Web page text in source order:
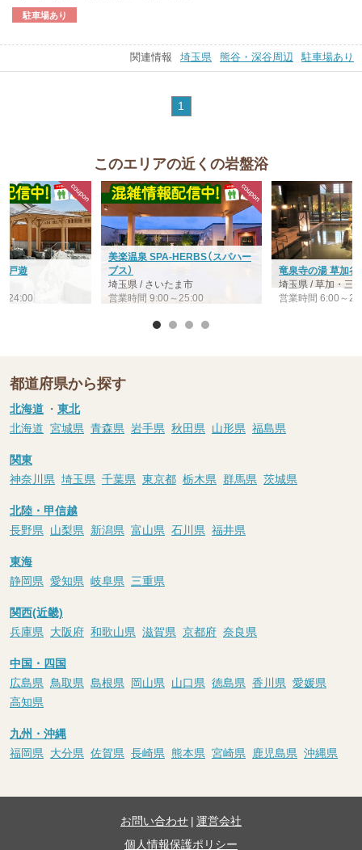
駐車場あり
関連情報 埼玉県 熊谷・深谷周辺 駐車場あり
1
このエリアの近くの岩盤浴
戸遊
24:00
美楽温泉 SPA-HERBS（スパハー
ブス）
埼玉県 / さいたま市
営業時間 9:00～25:00
竜泉寺の湯 草加谷
埼玉県 / 草加・三
営業時間 6:00～
都道府県から探す
北海道 ・ 東北
北海道 宮城県 青森県 岩手県 秋田県 山形県 福島県
関東
神奈川県 埼玉県 千葉県 東京都 栃木県 群馬県 茨城県
北陸・甲信越
長野県 山梨県 新潟県 富山県 石川県 福井県
東海
静岡県 愛知県 岐阜県 三重県
関西(近畿)
兵庫県 大阪府 和歌山県 滋賀県 京都府 奈良県
中国・四国
広島県 鳥取県 島根県 岡山県 山口県 徳島県 香川県 愛媛県
高知県
九州・沖縄
福岡県 大分県 佐賀県 長崎県 熊本県 宮崎県 鹿児島県 沖縄県
お問い合わせ | 運営会社
個人情報保護ポリシー